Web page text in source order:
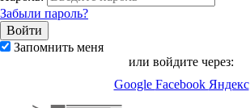
Забыли пароль?
Запомнить меня
или войдите через:
Google Facebook Яндекс